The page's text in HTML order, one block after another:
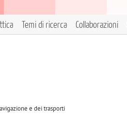
Temi di ricerca Collaborazioni
e dei trasporti